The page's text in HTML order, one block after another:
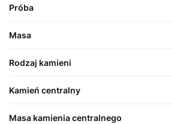
Próba
Masa
Rodzaj kamieni
Kamień centralny
Masa kamienia centralnego